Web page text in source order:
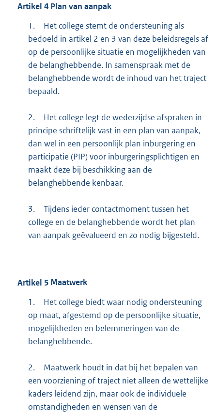
Artikel 4 Plan van aanpak
1.
Het college stemt de ondersteuning als
bedoeld in artikel 2 en 3 van deze beleidsregels af
op de persoonlijke situatie en mogelijkheden van
de belanghebbende. In samenspraak met de
belanghebbende wordt de inhoud van het traject
bepaald.
2.
Het college legt de wederzijdse afspraken in
principe schriftelijk vast in een plan van aanpak,
dan wel in een persoonlijk plan inburgering en
participatie (PIP) voor inburgeringsplichtigen en
maakt deze bij beschikking aan de
belanghebbende kenbaar.
3.
Tijdens ieder contactmoment tussen het
college en de belanghebbende wordt het plan
van aanpak geëvalueerd en zo nodig bijgesteld.
Artikel 5 Maatwerk
1.
Het college biedt waar nodig ondersteuning
op maat, afgestemd op de persoonlijke situatie,
mogelijkheden en belemmeringen van de
belanghebbende.
2.
Maatwerk houdt in dat bij het bepalen van
een voorziening of traject niet alleen de wettelijke
kaders leidend zijn, maar ook de individuele
omstandigheden en wensen van de